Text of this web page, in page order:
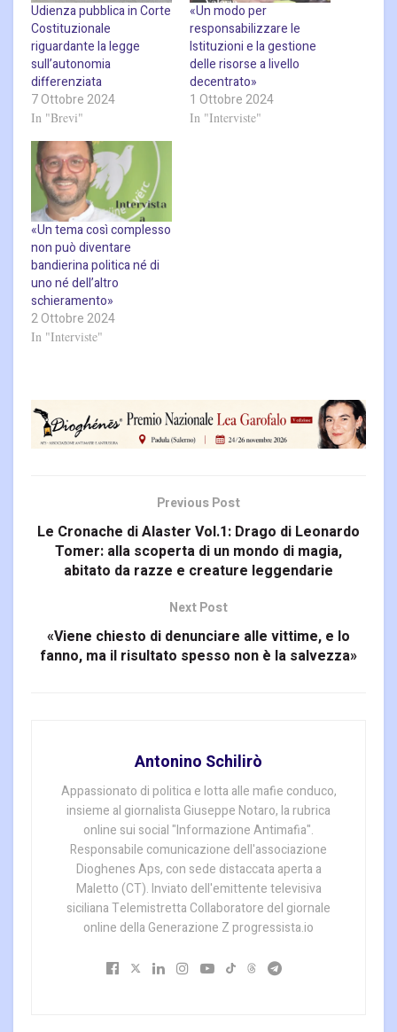
Udienza pubblica in Corte
Costituzionale
riguardante la legge
sull’autonomia
differenziata
7 Ottobre 2024
In "Brevi"
«Un modo per
responsabilizzare le
Istituzioni e la gestione
delle risorse a livello
decentrato»
1 Ottobre 2024
In "Interviste"
«Un tema così complesso
non può diventare
bandierina politica né di
uno né dell’altro
schieramento»
2 Ottobre 2024
In "Interviste"
Previous Post
Le Cronache di Alaster Vol.1: Drago di Leonardo
Tomer: alla scoperta di un mondo di magia,
abitato da razze e creature leggendarie
Next Post
«Viene chiesto di denunciare alle vittime, e lo
fanno, ma il risultato spesso non è la salvezza»
Antonino Schilirò
Appassionato di politica e lotta alle mafie conduco,
insieme al giornalista Giuseppe Notaro, la rubrica
online sui social "Informazione Antimafia".
Responsabile comunicazione dell'associazione
Dioghenes Aps, con sede distaccata aperta a
Maletto (CT). Inviato dell'emittente televisiva
siciliana Telemistretta Collaboratore del giornale
online della Generazione Z progressista.io